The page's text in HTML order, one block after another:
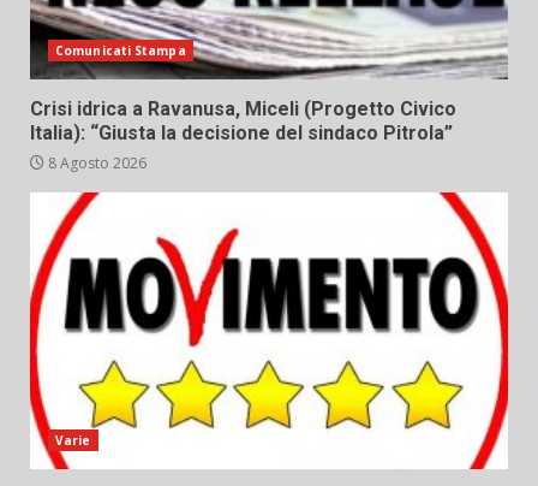
Comunicati Stampa
Crisi idrica a Ravanusa, Miceli (Progetto Civico
Italia): “Giusta la decisione del sindaco Pitrola”
8 Agosto 2026
Varie